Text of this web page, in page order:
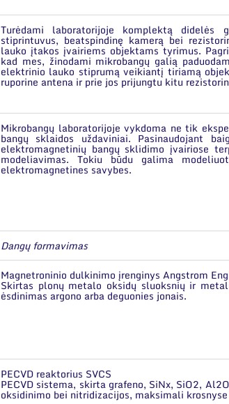
Turėdami laboratorijoje komplektą didelės
stiprintuvus, beatspindinę kamerą bei
lauko įtakos įvairiems objektams tyrimus.
kad mes, žinodami mikrobangų galią
elektrinio lauko stiprumą veikiantį tiriamą
ruporine antena ir prie jos prijungtu kitu
Mikrobangų laboratorijoje vykdoma ne tik
bangų sklaidos uždaviniai. Pasinaudojant
elektromagnetinių bangų sklidimo įvairiose
modeliavimas. Tokiu būdu galima
elektromagnetines savybes.
Dangų formavimas
Magnetroninio dulkinimo įrenginys Angstrom
Skirtas plonų metalo oksidų sluoksnių ir
ėsdinimas argono arba deguonies jonais.
PECVD reaktorius SVCS
PECVD sistema, skirta grafeno, SiNx, SiO2,
oksidinimo bei nitridizacijos, maksimali